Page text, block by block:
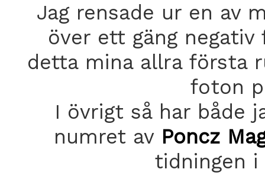
Jag rensade ur en av
över ett gäng negativ
detta mina allra första
foton
I övrigt så har både
numret av Poncz
tidningen